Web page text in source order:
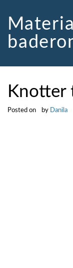
content
Knotter
Posted on by Danila